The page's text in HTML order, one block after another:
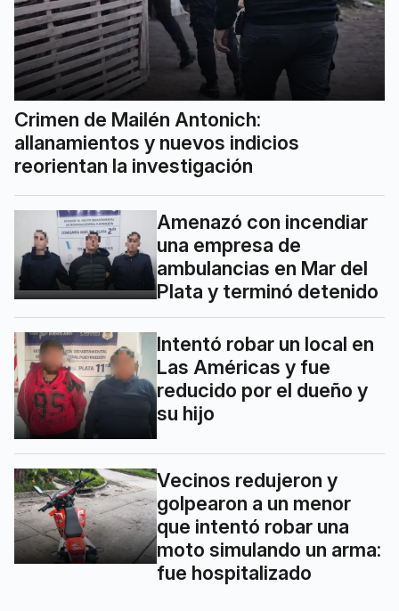
Crimen de Mailén Antonich:
allanamientos y nuevos indicios
reorientan la investigación
Amenazó con incendiar
una empresa de
ambulancias en Mar del
Plata y terminó detenido
Intentó robar un local en
Las Américas y fue
reducido por el dueño y
su hijo
Vecinos redujeron y
golpearon a un menor
que intentó robar una
moto simulando un arma:
fue hospitalizado